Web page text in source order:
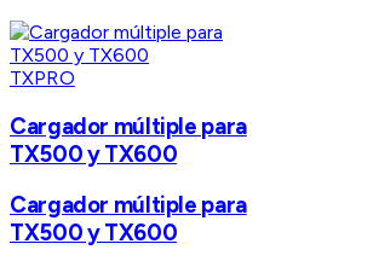
TXPRO
Cargador múltiple para
TX500 y TX600
Cargador múltiple para
TX500 y TX600